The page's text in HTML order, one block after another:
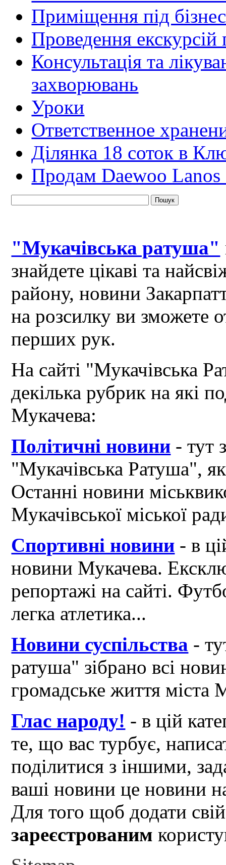
Приміщення під
Проведення
Консультація та
захворювань
Уроки
Ответственное
Ділянка 18 соток в
Продам Daewoo Lanos
"Мукачівська ратуша"
знайдете цікаві та
району, новини
на розсилку ви зможете
перших рук.
На сайті "Мукачівська
декілька рубрик на які
Мукачева:
Політичні новини - тут
"Мукачівська Ратуша",
Останні новини
Мукачівської міської
Спортивні новини - в
новини Мукачева.
репортажі на сайті.
легка атлетика...
Новини суспільства -
ратуша" зібрано всі
громадське життя міста
Глас народу! - в цій
те, що вас турбує,
поділитися з іншими,
ваші новини це новини
Для того щоб додати
зареєстрованим